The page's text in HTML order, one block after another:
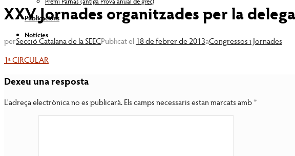
Publicacions
Notícies
XXV Jornades organitzades per la
perSecció Catalana de la SEECPublicat el 18 de febrer de 2013aCongressos i Jornades
1ª CIRCULAR
Dexeu una resposta
L'adreça electrònica no es publicarà.Els camps necessaris estan marcats amb*